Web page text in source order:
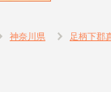
神奈川県 足柄下郡